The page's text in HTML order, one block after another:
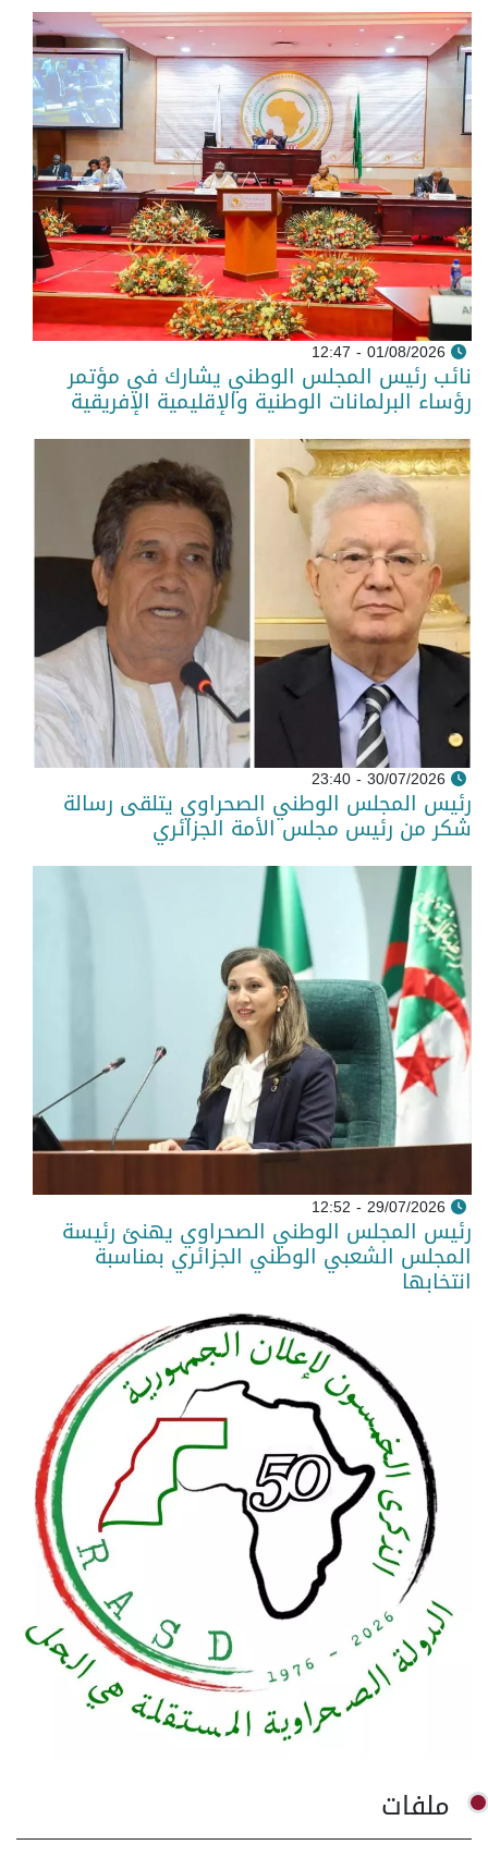
01/08/2026 - 12:47
نائب رئيس المجلس الوطني يشارك في مؤتمر
رؤساء البرلمانات الوطنية والإقليمية الإفريقية
30/07/2026 - 23:40
رئيس المجلس الوطني الصحراوي يتلقى رسالة
شكر من رئيس مجلس الأمة الجزائري
29/07/2026 - 12:52
رئيس المجلس الوطني الصحراوي يهنئ رئيسة
المجلس الشعبي الوطني الجزائري بمناسبة
انتخابها
ملفات